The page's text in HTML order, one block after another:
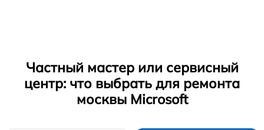
Частный мастер или сервисный
центр: что выбрать для ремонта
москвы Microsoft